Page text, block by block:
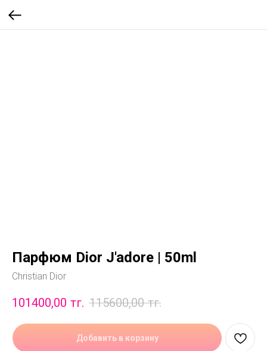
Парфюм Dior J'adore | 50ml
Christian Dior
101400,00 тг. 115600,00 тг.
Добавить в корзину